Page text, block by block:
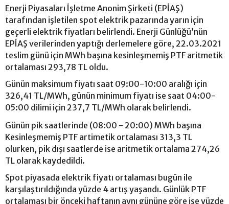
Enerji Piyasaları İşletme Anonim Şirketi (EPİAŞ)
tarafından işletilen spot elektrik pazarında yarın için
geçerli elektrik fiyatları belirlendi. Enerji Günlüğü’nün
EPİAŞ verilerinden yaptığı derlemelere göre, 22.03.2021
teslim günü için MWh başına kesinleşmemiş PTF aritmetik
ortalaması 293,78 TL oldu.
Günün maksimum fiyatı saat 09:00-10:00 aralığı için
326,41 TL/MWh, günün minimum fiyatı ise saat 04:00-
05:00 dilimi için 237,7 TL/MWh olarak belirlendi.
Günün pik saatlerinde (08:00 - 20:00) MWh başına
Kesinleşmemiş PTF artimetik ortalaması 313,3 TL
olurken, pik dışı saatlerde ise aritmetik ortalama 274,26
TL olarak kaydedildi.
Spot piyasada elektrik fiyatı ortalaması bugün ile
karşılaştırıldığında yüzde 4 artış yaşandı. Günlük PTF
ortalaması bir önceki haftanın aynı gününe göre ise yüzde